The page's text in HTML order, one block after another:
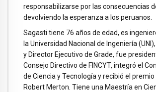
responsabilizarse por las consecuencias
devolviendo la esperanza a los peruanos.
Sagasti tiene 76 años de edad, es
la Universidad Nacional de Ingeniería
y Director Ejecutivo de Grade, fue
Consejo Directivo de FINCYT, integró el
de Ciencia y Tecnología y recibió el
Robert Merton. Tiene una Maestría en